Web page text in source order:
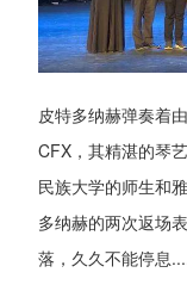
皮特多纳赫弹奏着
CFX，其精湛的琴
民族大学的师生和
多纳赫的两次返场
落，久久不能停息